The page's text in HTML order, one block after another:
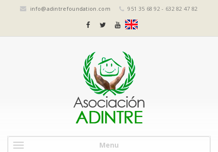
info@adintrefoundation.com 951 35 68 92 - 632 82 47 82
Menu